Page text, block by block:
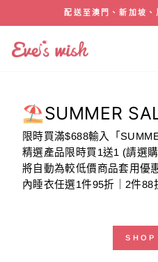
配送至澳門、新加坡、
⛱️SUMMER
限時買滿$688輸入「
精選產品限時買1送1 (請選
將自動為較低價商品套用優
內睡衣任選1件95折｜2件88
SHOP